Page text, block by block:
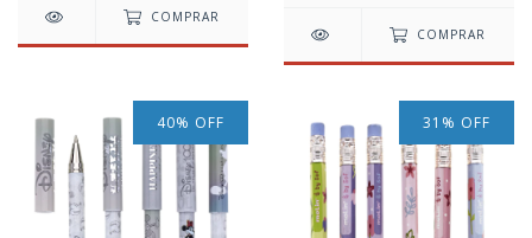
COMPRAR
COMPRAR
40% OFF 31 % OFF